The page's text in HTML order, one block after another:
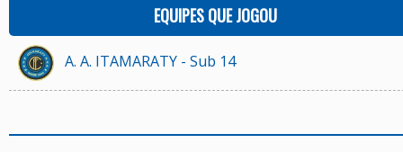
EQUIPES QUE JOGOU
A. A. ITAMARATY - Sub 14